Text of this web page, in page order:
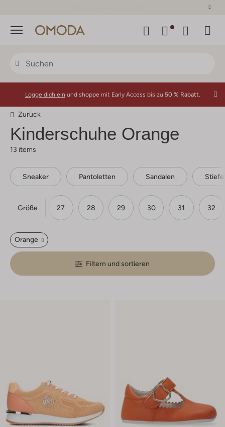
Menü
Logge dich ein und shoppe mit Early Access bis zu 50 % Rabatt.
Zurück
Kinderschuhe Orange
13 items
Sneaker Pantoletten Sandalen Stiefel
Größe
26 27 28 29 30 31 32
Orange
Filtern und sortieren